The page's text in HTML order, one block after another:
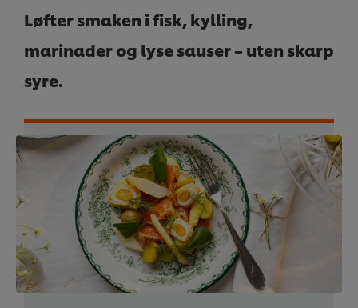
Løfter smaken i fisk, kylling,
marinader og lyse sauser – uten skarp
syre.